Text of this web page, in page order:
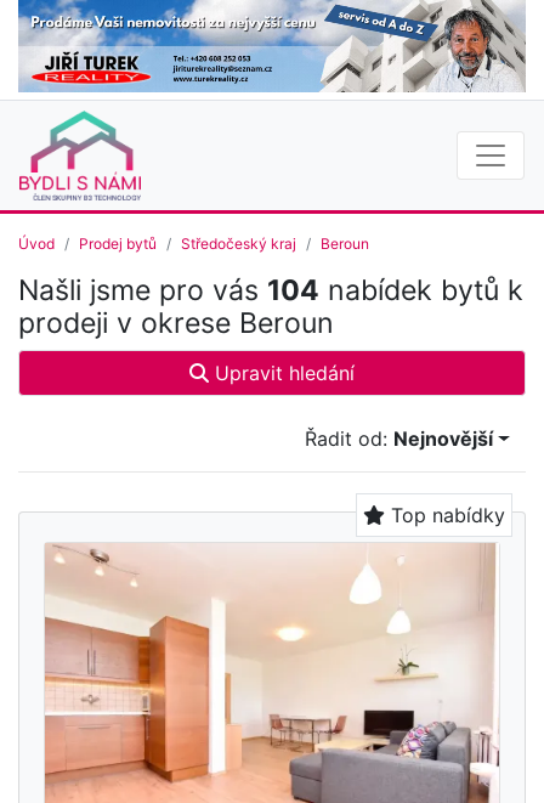
Úvod Prodej bytů Středočeský kraj Beroun
Našli jsme pro vás 104 nabídek bytů k
prodeji v okrese Beroun
Upravit hledání
Řadit od: Nejnovější
Top nabídky